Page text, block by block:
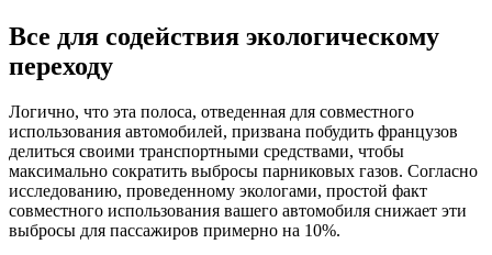
Все для содействия экологическому
переходу
Логично, что эта полоса, отведенная для совместного
использования автомобилей, призвана побудить французов
делиться своими транспортными средствами, чтобы
максимально сократить выбросы парниковых газов. Согласно
исследованию, проведенному экологами, простой факт
совместного использования вашего автомобиля снижает эти
выбросы для пассажиров примерно на 10%.